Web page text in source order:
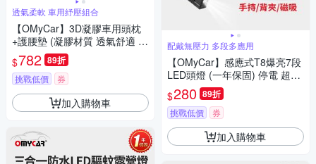
透氣柔軟 車用紓壓組合
【OMyCar】3D凝膠車用頭枕
+護腰墊 (凝膠材質 透氣舒適 車
用靠墊 車用腰枕 符合人體工學
設計)
$782 89折
挑戰低價 券
加入購物車
配戴無壓力 多段多應用
【OMyCar】感應式T8爆亮7段
LED頭燈 (一年保固) 停電 超強
光 釣魚頭燈 登山頭燈 工作燈
$280 89折
挑戰低價 券
加入購物車